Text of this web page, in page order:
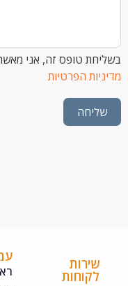
טופס זה, אני מאשר/ת את
הפרטיות
עמודים